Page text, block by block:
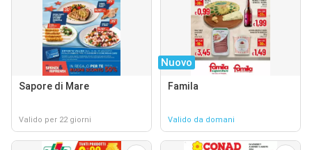
Sapore di Mare
Valido per 22 giorni
Nuovo
Famila
Valido da domani